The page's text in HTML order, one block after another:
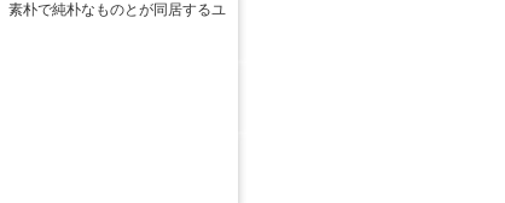
素朴で純朴なものとが同居するユ